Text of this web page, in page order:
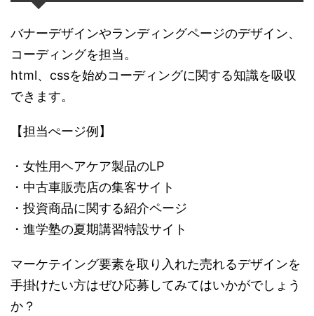
バナーデザインやランディングページのデザイン、
コーディングを担当。
html、cssを始めコーディングに関する知識を吸収
できます。
【担当ぺージ例】
・女性用ヘアケア製品のLP
・中古車販売店の集客サイト
・投資商品に関する紹介ページ
・進学塾の夏期講習特設サイト
マーケテイング要素を取り入れた売れるデザインを
手掛けたい方はぜひ応募してみてはいかがでしょう
か？